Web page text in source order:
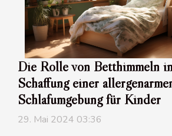
Die Rolle von Betthimmeln
Schaffung einer
Schlafumgebung für Kinder
29. Mai 2024 03:36